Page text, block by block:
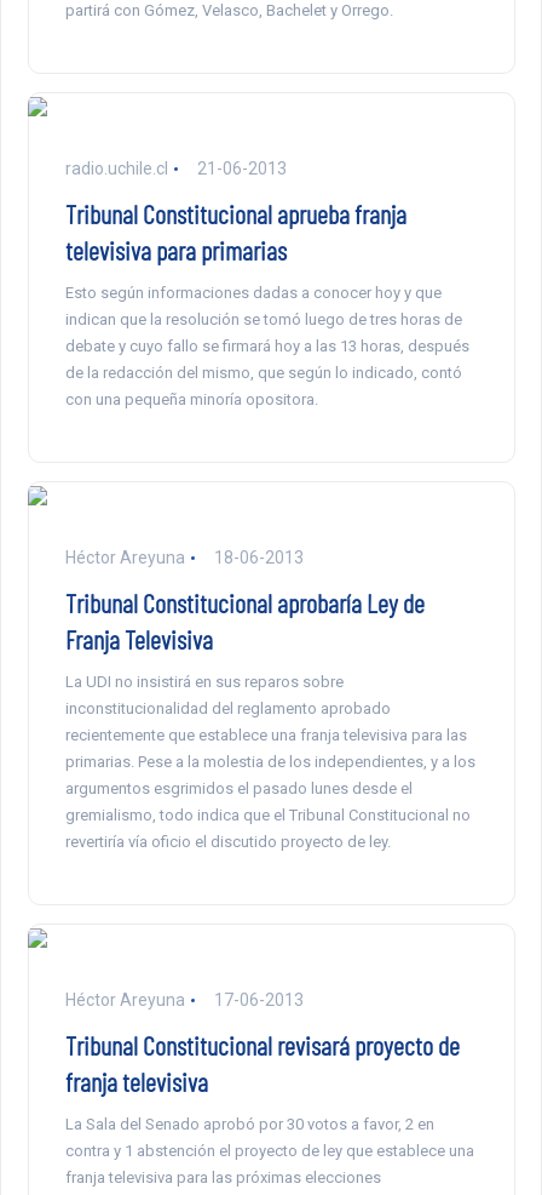
partirá con Gómez, Velasco, Bachelet y Orrego.
radio.uchile.cl 21-06-2013
Tribunal Constitucional aprueba franja
televisiva para primarias
Esto según informaciones dadas a conocer hoy y que
indican que la resolución se tomó luego de tres horas de
debate y cuyo fallo se firmará hoy a las 13 horas, después
de la redacción del mismo, que según lo indicado, contó
con una pequeña minoría opositora.
Héctor Areyuna 18-06-2013
Tribunal Constitucional aprobaría Ley de
Franja Televisiva
La UDI no insistirá en sus reparos sobre
inconstitucionalidad del reglamento aprobado
recientemente que establece una franja televisiva para las
primarias. Pese a la molestia de los independientes, y a los
argumentos esgrimidos el pasado lunes desde el
gremialismo, todo indica que el Tribunal Constitucional no
revertiría vía oficio el discutido proyecto de ley.
Héctor Areyuna 17-06-2013
Tribunal Constitucional revisará proyecto de
franja televisiva
La Sala del Senado aprobó por 30 votos a favor, 2 en
contra y 1 abstención el proyecto de ley que establece una
franja televisiva para las próximas elecciones